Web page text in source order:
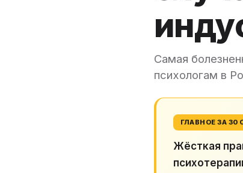
Самая
психологам в
ГЛАВНОЕ ЗА 30
Жёсткая